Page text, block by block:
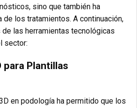
sino que también ha
los tratamientos. A continuación,
las herramientas tecnológicas
sector:
para Plantillas
en podología ha permitido que los